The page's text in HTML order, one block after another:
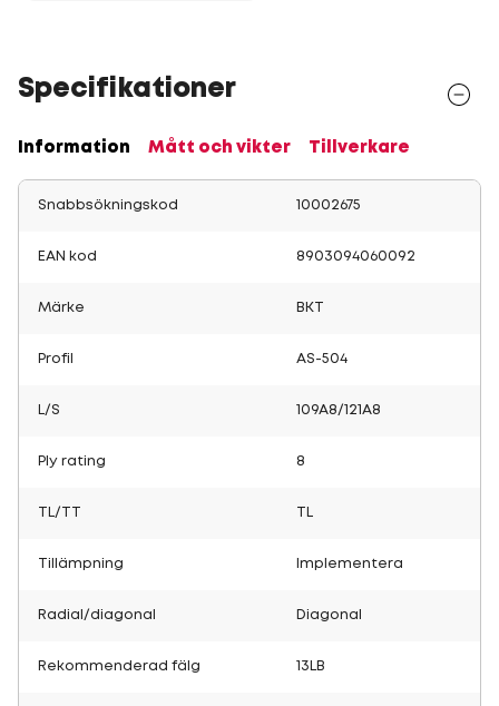
Specifikationer
Information Mått och vikter Tillverkare
Snabbsökningskod 10002675
EAN kod 8903094060092
Märke BKT
Profil AS-504
L/S 109A8/121A8
Ply rating 8
TL/TT
Tillämpning Implementera
Radial/diagonal Diagonal
Rekommenderad fälg 13LB